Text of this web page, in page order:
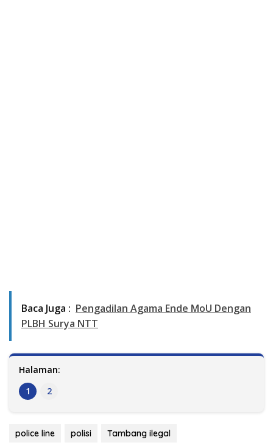
Baca Juga : Pengadilan Agama Ende MoU Dengan
PLBH Surya NTT
Halaman:
1
2
police line polisi Tambang ilegal